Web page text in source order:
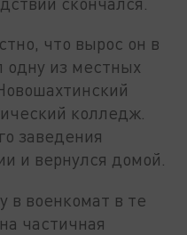
что вырос он в
одну из местных
колледж.
заведения
и вернулся домой.
в военкомат в те
частичная